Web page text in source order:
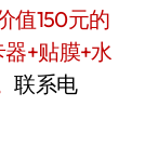
值150元的
+贴膜+水
联系电